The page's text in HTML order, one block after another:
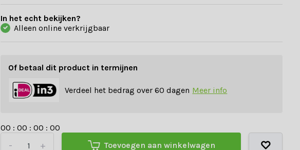
In het echt bekijken?
Alleen online verkrijgbaar
Of betaal dit product in termijnen
Verdeel het bedrag over 60 dagen Meer info
00 :00 :00 :00
+
-
Toevoegen aan winkelwagen